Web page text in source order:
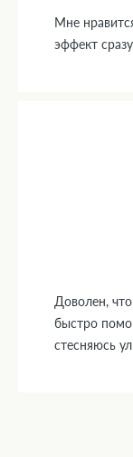
Мне
эффект
Доволен,
быстро
стесняюсь